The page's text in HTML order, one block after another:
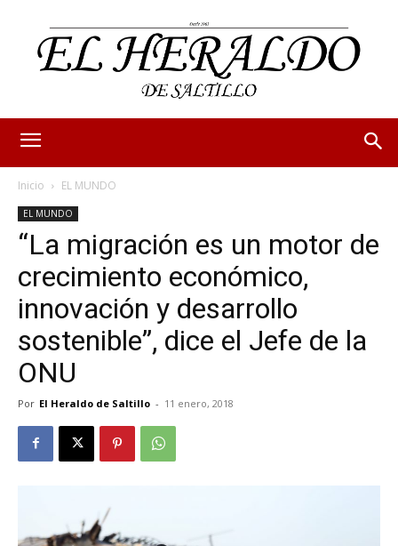
Inicio EL MUNDO
EL MUNDO
“La migración es un motor de
crecimiento económico,
innovación y desarrollo
sostenible”, dice el Jefe de la
ONU
Por El Heraldo de Saltillo - 11 enero, 2018